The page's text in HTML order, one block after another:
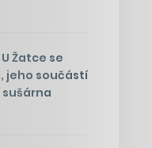
Žatce se
jeho součástí
sušárna